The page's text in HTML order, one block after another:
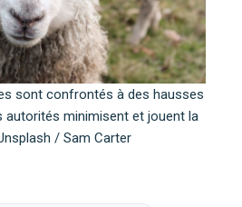
sont confrontés à des hausses
autorités minimisent et jouent la
/ Sam Carter